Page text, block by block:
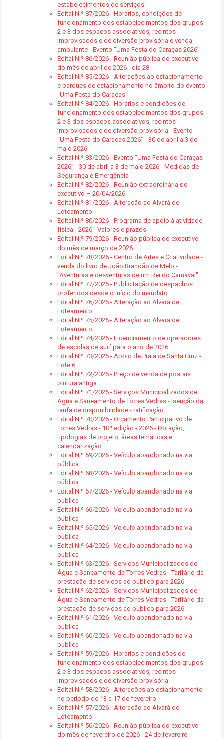
estabelecimentos de serviços:
Edital N.º 87/2026 - Horários, condições de
funcionamento dos estabelecimentos dos grupos
2 e 3 dos espaços associativos, recintos
improvisados e de diversão provisória e venda
ambulante - Evento “Uma Festa do Caraças 2026”
Edital N.º 86/2026 - Reunião pública do executivo
do mês de abril de 2026 - dia 28
Edital N.º 85/2026 - Alterações ao estacionamento
e parques de estacionamento no âmbito do evento
“Uma Festa do Caraças”
Edital N.º 84/2026 - Horários e condições de
funcionamento dos estabelecimentos dos grupos
2 e 3 dos espaços associativos, recintos
improvisados e de diversão provisória - Evento
“Uma Festa do Caraças 2026” - 30 de abril a 3 de
maio 2026
Edital N.º 83/2026 - Evento “Uma Festa do Caraças
2026” - 30 de abril a 3 de maio 2026 - Medidas de
Segurança e Emergência
Edital N.º 82/2026 - Reunião extraordinária do
executivo – 20/04/2026
Edital N.º 81/2026 - Alteração ao Alvará de
Loteamento
Edital N.º 80/2026 - Programa de apoio à atividade
física - 2026 - Valores e prazos
Edital N.º 79/2026 - Reunião pública do executivo
do mês de março de 2026
Edital N.º 78/2026 - Centro de Artes e Criatividade -
venda do livro de João Brandão de Melo -
"Aventuras e desventuras de um Rei do Carnaval"
Edital N.º 77/2026 - Publicitação de despachos
proferidos desde o início do mandato
Edital N.º 76/2026 - Alteração ao Alvará de
Loteamento
Edital N.º 75/2026 - Alteração ao Alvará de
Loteamento
Edital N.º 74/2026 - Licenciamento de operadores
de escolas de surf para o ano de 2026
Edital N.º 73/2026 - Apoio de Praia de Santa Cruz -
Lote 6
Edital N.º 72/2026 - Preço de venda de postais
pintura antiga
Edital N.º 71/2026 - Serviços Municipalizados de
Água e Saneamento de Torres Vedras - Isenção da
tarifa de disponibilidade - ratificação
Edital N.º 70/2026 - Orçamento Participativo de
Torres Vedras - 10ª edição - 2026 - Dotação,
tipologias de projeto, áreas temáticas e
calendarização
Edital N.º 69/2026 - Veículo abandonado na via
pública
Edital N.º 68/2026 - Veículo abandonado na via
pública
Edital N.º 67/2026 - Veículo abandonado na via
pública
Edital N.º 66/2026 - Veículo abandonado na via
pública
Edital N.º 65/2026 - Veiculo abandonado na via
pública
Edital N.º 64/2026 - Veiculo abandonado na via
pública
Edital N.º 63/2026 - Serviços Municipalizados de
Água e Saneamento de Torres Vedras - Tarifário da
prestação de serviços ao público para 2026
Edital N.º 62/2026 - Serviços Municipalizados de
Água e Saneamento de Torres Vedras - Tarifário da
prestação de serviços ao público para 2026
Edital N.º 61/2026 - Veiculo abandonado na via
pública
Edital N.º 60/2026 - Veiculo abandonado na via
pública
Edital N.º 59/2026 - Horários e condições de
funcionamento dos estabelecimentos dos grupos
2 e 3 dos espaços associativos, recintos
improvisados e de diversão provisória
Edital N.º 58/2026 - Alterações ao estacionamento
no período de 13 a 17 de fevereiro
Edital N.º 57/2026 - Alteração ao Alvará de
Loteamento
Edital N.º 56/2026 - Reunião pública do executivo
do mês de fevereiro de 2026 - 24 de fevereiro